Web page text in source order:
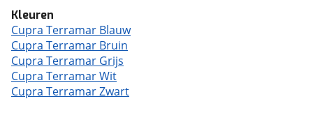
Kleuren
Cupra Terramar Blauw
Cupra Terramar Bruin
Cupra Terramar Grijs
Cupra Terramar Wit
Cupra Terramar Zwart